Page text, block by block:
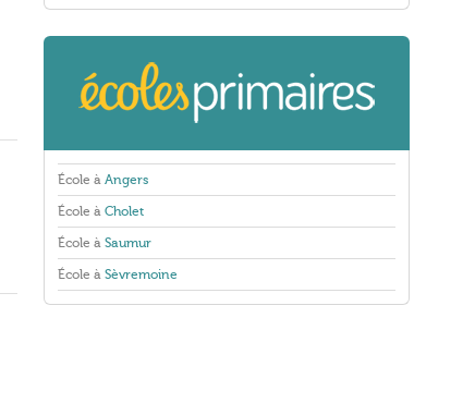
École à Angers
École à Cholet
École à Saumur
École à Sèvremoine